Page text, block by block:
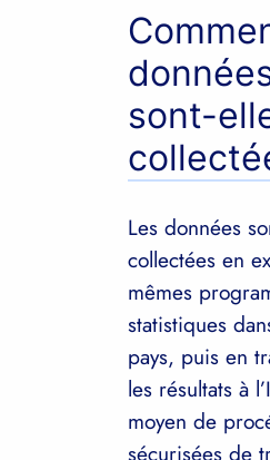
sont-
Les données
collectées en
mêmes
statistiques
pays, puis en
les résultats à
moyen de
sécurisées de